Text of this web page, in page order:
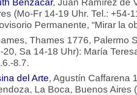
Benzacar, Juan Ramírez de
(Mo-Fr 14-19 Uhr. Tel.: +54-
Permanente, “Mirar la
Thames 1776, Palermo
20, Sa 14-18 Uhr): María
8.7.
del Arte, Agustín Caffarena
La Boca, Buenos Aires